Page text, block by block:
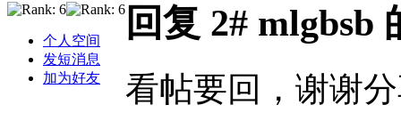
个人空间
发短消息
加为好友
回复 2# mlgbsb
看帖要回，谢谢